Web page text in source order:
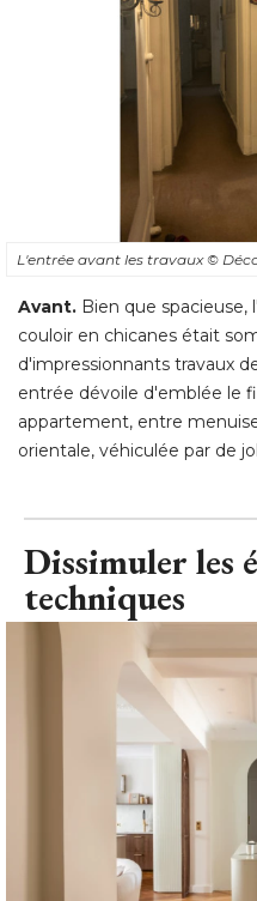
L'entrée avant les travaux©
Avant. Bien que spacieuse,
couloir en chicanes était
d'impressionnants travaux
Dissimuler les
techniques